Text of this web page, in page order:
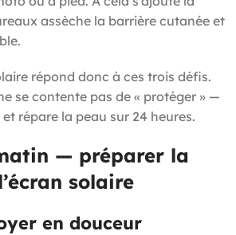
assèche la barrière cutanée et
répond donc à ces trois défis.
se contente pas de « protéger » —
répare la peau sur 24 heures.
— préparer la
solaire
en douceur